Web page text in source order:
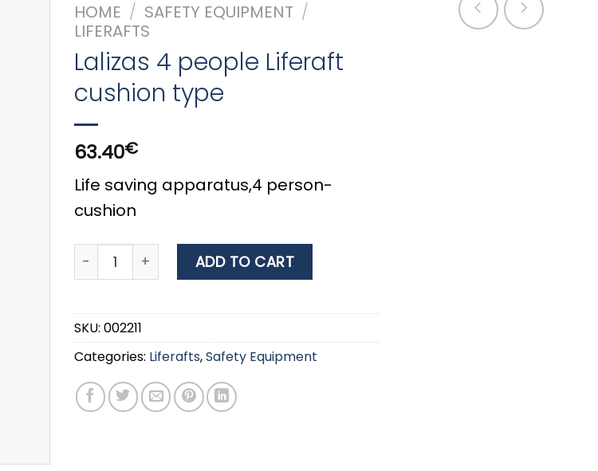
HOME / SAFETY EQUIPMENT /
LIFERAFTS
Lalizas 4 people Liferaft
cushion type
63.40€
Life saving apparatus,4 person-
cushion
Lalizas 4 people Liferaft cushion type quantity
ADD TO CART
SKU: 002211
Categories: Liferafts,Safety Equipment